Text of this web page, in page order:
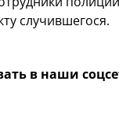
случившегося.
в наши